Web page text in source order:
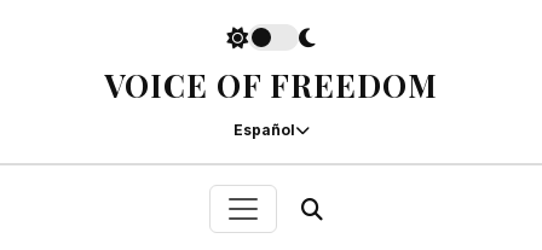
VOICE OF FREEDOM
Español